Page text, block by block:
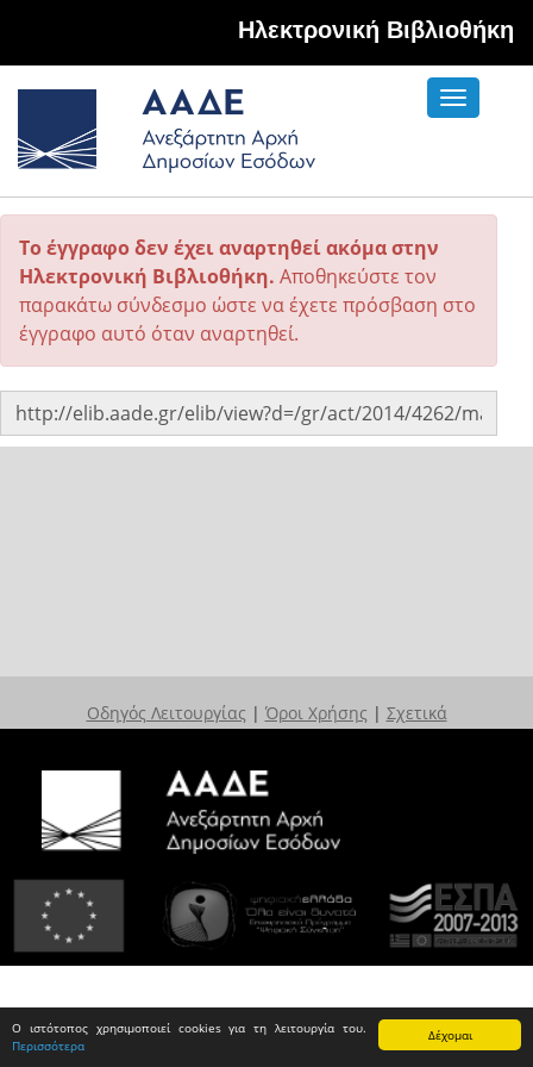
Δέχομαι
Ο ιστότοπος χρησιμοποιεί cookies για τη λειτουργία του.
Περισσότερα
Hλεκτρονική Βιβλιοθήκη
Toggle
Το έγγραφο δεν έχει αναρτηθεί ακόμα στην
Ηλεκτρονική Βιβλιοθήκη. Αποθηκεύστε τον
παρακάτω σύνδεσμο ώστε να έχετε πρόσβαση στο
έγγραφο αυτό όταν αναρτηθεί.
Οδηγός Λειτουργίας | Όροι Χρήσης | Σχετικά